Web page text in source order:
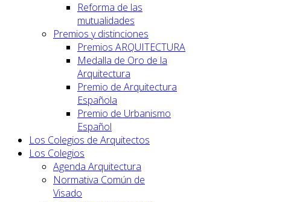
Reforma de las
mutualidades
Premios y distinciones
Premios ARQUITECTURA
Medalla de Oro de la
Arquitectura
Premio de Arquitectura
Española
Premio de Urbanismo
Español
Los Colegios de Arquitectos
Los Colegios
Agenda Arquitectura
Normativa Común de
Visado